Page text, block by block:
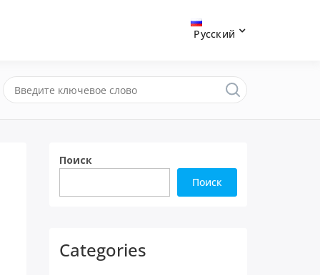
Русский
Поиск
Поиск
Categories